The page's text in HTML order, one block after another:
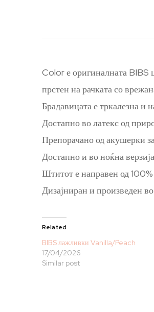
Color е оригиналната BIBS
прстен на рачката со
Брадавицата е тркалезна и
Достапно во латекс од
Препорачано од акушерки
Достапно и во ноќна
Штитот е направен од
Дизајниран и произведен
Related
BIBS лажливки Vanilla/Peach
17/04/2026
Similar post